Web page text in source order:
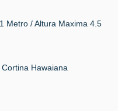
Metro / Altura Maxima 4.5
Hawaiana